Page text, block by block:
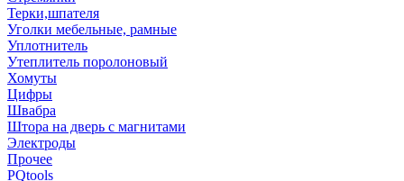
Терки,шпателя
Уголки мебельные, рамные
Уплотнитель
Утеплитель поролоновый
Хомуты
Цифры
Швабра
Штора на дверь с магнитами
Электроды
Прочее
PQtools